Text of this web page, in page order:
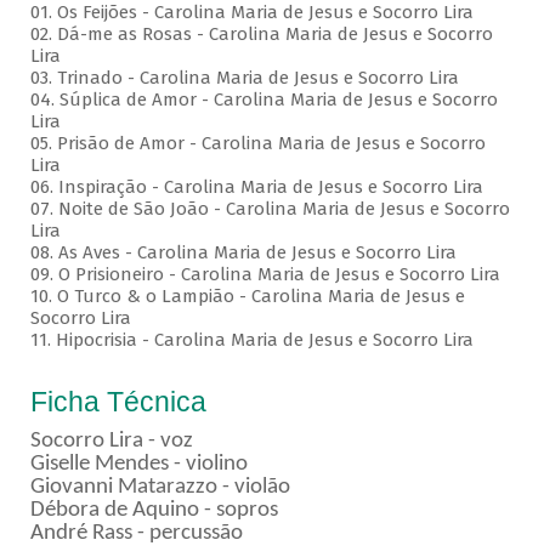
01. Os Feijões - Carolina Maria de Jesus e Socorro Lira
02. Dá-me as Rosas - Carolina Maria de Jesus e Socorro
Lira
03. Trinado - Carolina Maria de Jesus e Socorro Lira
04. Súplica de Amor - Carolina Maria de Jesus e Socorro
Lira
05. Prisão de Amor - Carolina Maria de Jesus e Socorro
Lira
06. Inspiração - Carolina Maria de Jesus e Socorro Lira
07. Noite de São João - Carolina Maria de Jesus e Socorro
Lira
08. As Aves - Carolina Maria de Jesus e Socorro Lira
09. O Prisioneiro - Carolina Maria de Jesus e Socorro Lira
10. O Turco & o Lampião - Carolina Maria de Jesus e
Socorro Lira
11. Hipocrisia - Carolina Maria de Jesus e Socorro Lira
Ficha Técnica
Socorro Lira - voz
Giselle Mendes - violino
Giovanni Matarazzo - violão
Débora de Aquino - sopros
André Rass - percussão